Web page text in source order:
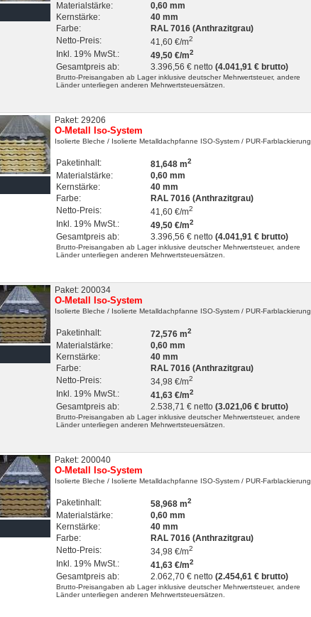
Materialstärke:
0,60 mm
Kernstärke:
40 mm
Farbe:
RAL 7016 (Anthrazitgrau)
Netto-Preis:
41,60 €/m2
Inkl. 19% MwSt.: 49,50 €/m2
Gesamtpreis ab: 3.396,56 € netto (4.041,91 € brutto)
Brutto-Preisangaben ab Lager inklusive deutscher Mehrwertsteuer, andere
Länder unterliegen anderen Mehrwertsteuersätzen.
Paket: 29206
O-Metall Iso-System
Isolierte Bleche / Isolierte Metalldachpfanne ISO-System / PUR-Farblackierung
Paketinhalt: 81,648 m2
Materialstärke:
0,60 mm
Kernstärke:
40 mm
Farbe:
RAL 7016 (Anthrazitgrau)
Netto-Preis:
41,60 €/m2
Inkl. 19% MwSt.: 49,50 €/m2
Gesamtpreis ab: 3.396,56 € netto (4.041,91 € brutto)
Brutto-Preisangaben ab Lager inklusive deutscher Mehrwertsteuer, andere
Länder unterliegen anderen Mehrwertsteuersätzen.
Paket: 200034
O-Metall Iso-System
Isolierte Bleche / Isolierte Metalldachpfanne ISO-System / PUR-Farblackierung
Paketinhalt: 72,576 m2
Materialstärke:
0,60 mm
Kernstärke:
40 mm
Farbe:
RAL 7016 (Anthrazitgrau)
Netto-Preis:
34,98 €/m2
Inkl. 19% MwSt.: 41,63 €/m2
Gesamtpreis ab: 2.538,71 € netto (3.021,06 € brutto)
Brutto-Preisangaben ab Lager inklusive deutscher Mehrwertsteuer, andere
Länder unterliegen anderen Mehrwertsteuersätzen.
Paket: 200040
O-Metall Iso-System
Isolierte Bleche / Isolierte Metalldachpfanne ISO-System / PUR-Farblackierung
Paketinhalt: 58,968 m2
Materialstärke:
0,60 mm
Kernstärke:
40 mm
Farbe:
RAL 7016 (Anthrazitgrau)
Netto-Preis:
34,98 €/m2
Inkl. 19% MwSt.: 41,63 €/m2
Gesamtpreis ab: 2.062,70 € netto (2.454,61 € brutto)
Brutto-Preisangaben ab Lager inklusive deutscher Mehrwertsteuer, andere
Länder unterliegen anderen Mehrwertsteuersätzen.